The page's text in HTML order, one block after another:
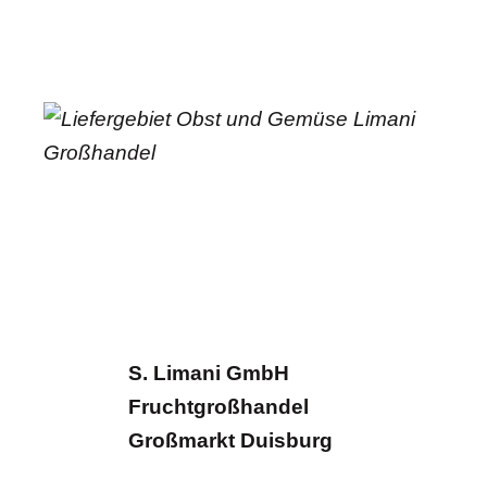
S. Limani GmbH
Fruchtgroßhandel
Großmarkt Duisburg